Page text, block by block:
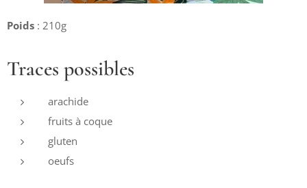
Poids : 210g
Traces possibles
arachide
fruits à coque
gluten
oeufs